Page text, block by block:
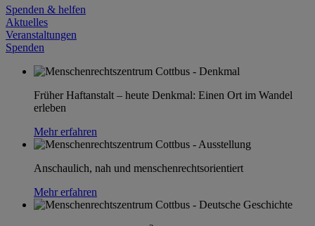
Spenden & helfen
Aktuelles
Veranstaltungen
Spenden
Früher Haftanstalt – heute Denkmal: Einen Ort im Wandel
erleben
Mehr erfahren
Anschaulich, nah und menschenrechtsorientiert
Mehr erfahren